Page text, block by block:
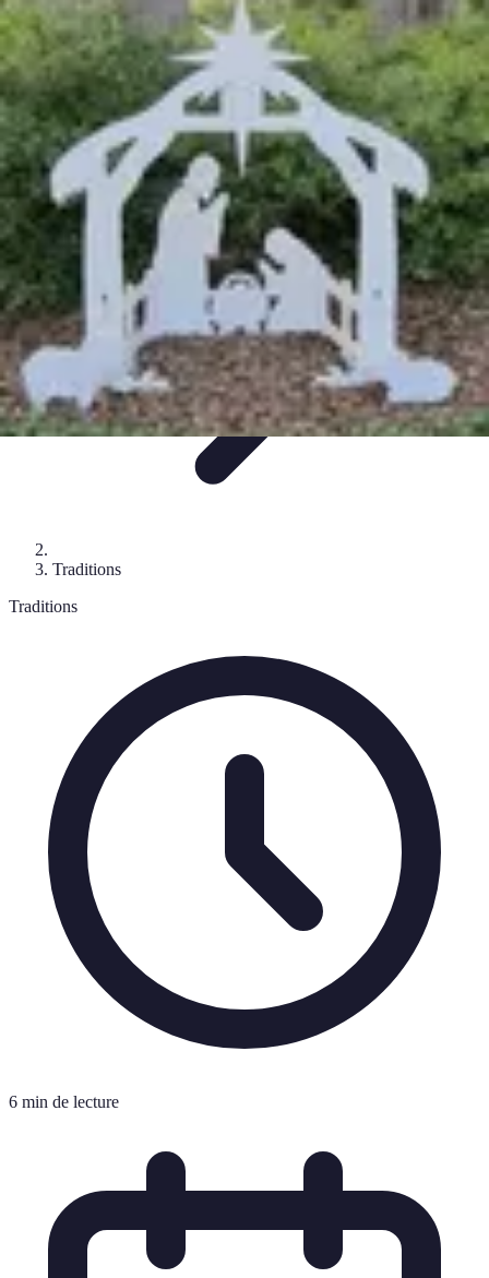
Magie de Noël
Idées et InspirationsDécorations de Noël
Décorations et
Ambiance
Traditions de NoëlTraditions
Magie de Noël
Traditions
Traditions
6 min de lecture